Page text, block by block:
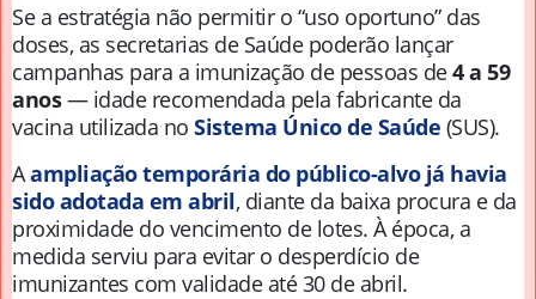
Se a estratégia não permitir o “uso oportuno” das
doses, as secretarias de Saúde poderão lançar
campanhas para a imunização de pessoas de4 a 59
anos— idade recomendada pela fabricante da
vacina utilizada no Sistema Único de Saúde (SUS).
Aampliação temporária do público-alvo já havia
sido adotada em abril, diante da baixa procura e da
proximidade do vencimento de lotes. À época, a
medida serviu para evitar o desperdício de
imunizantes com validade até 30 de abril.